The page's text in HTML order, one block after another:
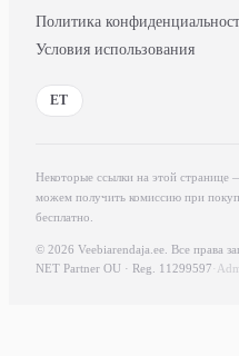
Политика
Условия использования
ET
Некоторые ссылки на этой
можем получить комиссию при
бесплатно.
© 2026 Veebiarendaja.ee. Все права
NET Partner OU · Reg. 11299597·